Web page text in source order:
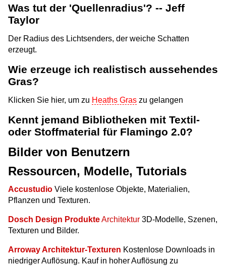
Was tut der 'Quellenradius'? -- Jeff
Taylor
Der Radius des Lichtsenders, der weiche Schatten
erzeugt.
Wie erzeuge ich realistisch aussehendes
Gras?
Klicken Sie hier, um zu Heaths Gras zu gelangen
Kennt jemand Bibliotheken mit Textil-
oder Stoffmaterial für Flamingo 2.0?
Bilder von Benutzern
Ressourcen, Modelle, Tutorials
Accustudio Viele kostenlose Objekte, Materialien,
Pflanzen und Texturen.
Dosch Design ProdukteArchitektur 3D-Modelle, Szenen,
Texturen und Bilder.
Arroway Architektur-Texturen Kostenlose Downloads in
niedriger Auflösung. Kauf in hoher Auflösung zu